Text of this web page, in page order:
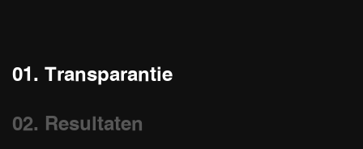
01. Transparantie
02. Resultaten